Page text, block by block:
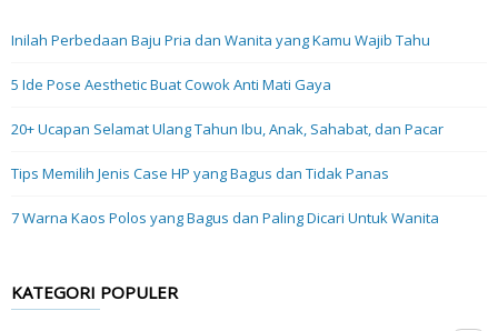
Inilah Perbedaan Baju Pria dan Wanita yang Kamu Wajib Tahu
5 Ide Pose Aesthetic Buat Cowok Anti Mati Gaya
20+ Ucapan Selamat Ulang Tahun Ibu, Anak, Sahabat, dan Pacar
Tips Memilih Jenis Case HP yang Bagus dan Tidak Panas
7 Warna Kaos Polos yang Bagus dan Paling Dicari Untuk Wanita
KATEGORI POPULER